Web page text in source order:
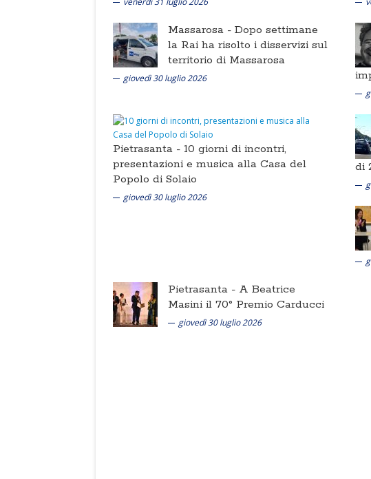
Massarosa - Dopo settimane
la Rai ha risolto i disservizi sul
territorio di Massarosa
giovedì 30 luglio 2026
Pietrasanta - 10 giorni di incontri,
presentazioni e musica alla Casa del
Popolo di Solaio
giovedì 30 luglio 2026
di
Pietrasanta - A Beatrice
Masini il 70° Premio Carducci
giovedì 30 luglio 2026